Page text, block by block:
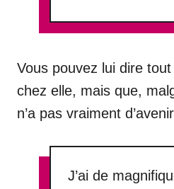
Vous pouvez lui dire
chez elle, mais que,
n’a pas vraiment
J’ai de